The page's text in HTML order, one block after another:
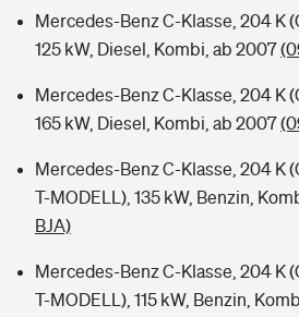
Mercedes-Benz C-Klasse, 204 K
125 kW, Diesel, Kombi, ab 2007
Mercedes-Benz C-Klasse, 204 K
165 kW, Diesel, Kombi, ab 2007
Mercedes-Benz C-Klasse, 204 K
T-MODELL), 135 kW, Benzin,
BJA)
Mercedes-Benz C-Klasse, 204 K
T-MODELL), 115 kW, Benzin,